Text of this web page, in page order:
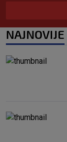
NAJNOVIJE